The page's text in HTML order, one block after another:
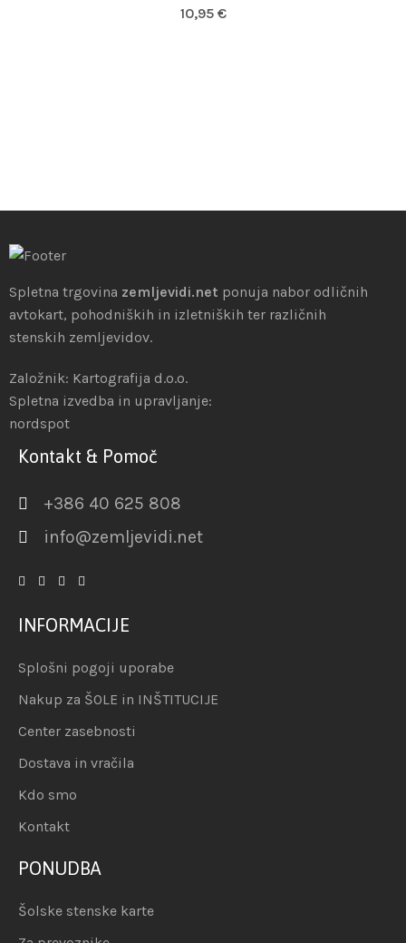
10,95 €
Spletna trgovina zemljevidi.net ponuja nabor odličnih
avtokart, pohodniških in izletniških ter različnih
stenskih zemljevidov.
Založnik: Kartografija d.o.o.
Spletna izvedba in upravljanje:
nordspot
Kontakt & Pomoč
+386 40 625 808
info@zemljevidi.net
INFORMACIJE
Splošni pogoji uporabe
Nakup za ŠOLE in INŠTITUCIJE
Center zasebnosti
Dostava in vračila
Kdo smo
Kontakt
PONUDBA
Šolske stenske karte